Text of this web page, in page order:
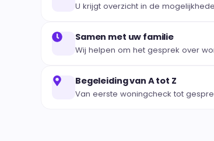
U krijgt overzicht in de
Samen met uw familie
Wij helpen om het gesprek over
Begeleiding van A tot Z
Van eerste woningcheck tot